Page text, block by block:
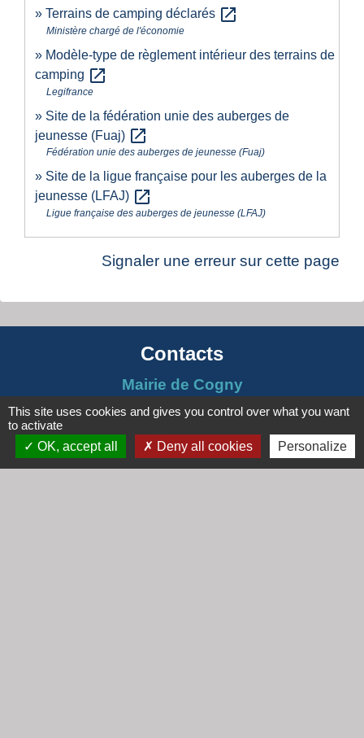
Terrains de camping déclarés open_in_new
Ministère chargé de l'économie
Modèle-type de règlement intérieur des terrains de
camping open_in_new
Legifrance
Site de la fédération unie des auberges de
jeunesse (Fuaj) open_in_new
Fédération unie des auberges de jeunesse (Fuaj)
Site de la ligue française pour les auberges de la
jeunesse (LFAJ) open_in_new
Ligue française des auberges de jeunesse (LFAJ)
Signaler une erreur sur cette page
Contacts
Mairie de Cogny
438 Rue Mont Saint Guibert
+33 4 74 67 30 55
This site uses cookies and gives you control over what you want
to activate
OK, accept all
Deny all cookies Personalize